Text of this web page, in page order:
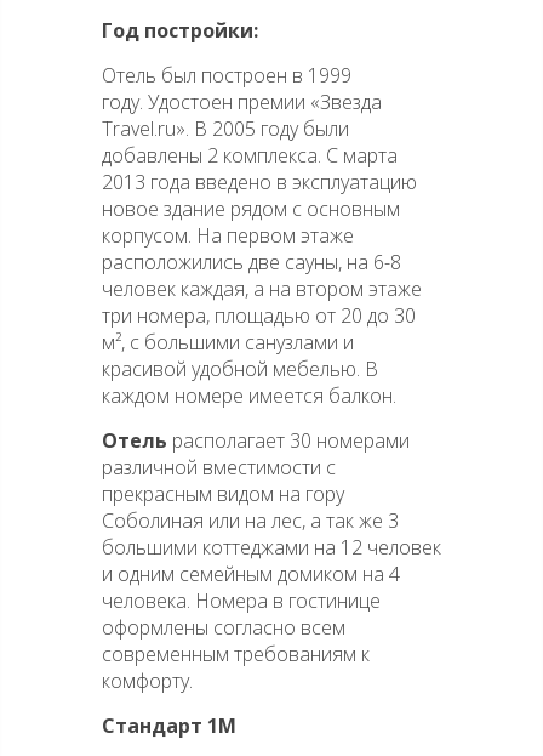
Год постройки:
Отель был построен в 1999
году. Удостоен премии «Звезда
Travel.ru». В 2005 году были
добавлены 2 комплекса. С марта
2013 года введено в эксплуатацию
новое здание рядом с основным
корпусом. На первом этаже
расположились две сауны, на 6-8
человек каждая, а на втором этаже
три номера, площадью от 20 до 30
м², с большими санузлами и
красивой удобной мебелью. В
каждом номере имеется балкон.
Отель располагает 30 номерами
различной вместимости с
прекрасным видом на гору
Соболиная или на лес, а так же 3
большими коттеджами на 12 человек
и одним семейным домиком на 4
человека. Номера в гостинице
оформлены согласно всем
современным требованиям к
комфорту.
Стандарт 1М